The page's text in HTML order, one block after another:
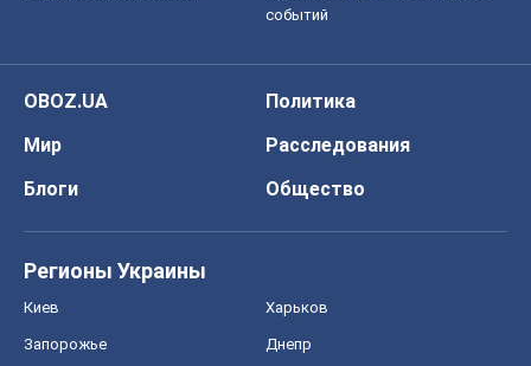
событий
OBOZ.UA
Политика
Мир
Расследования
Блоги
Общество
Регионы Украины
Киев Харьков
Запорожье Днепр